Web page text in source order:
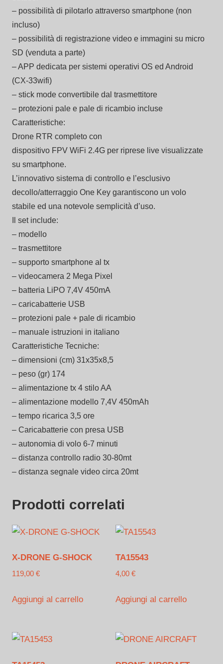
– possibilità di pilotarlo attraverso smartphone (non
incluso)
– possibilità di registrazione video e immagini su micro
SD (venduta a parte)
– APP dedicata per sistemi operativi OS ed Android
(CX-33wifi)
– stick mode convertibile dal trasmettitore
– protezioni pale e pale di ricambio incluse
Caratteristiche:
Drone RTR completo con
dispositivo FPV WiFi 2.4G per riprese live visualizzate
su smartphone.
L’innovativo sistema di controllo e l’esclusivo
decollo/atterraggio One Key garantiscono un volo
stabile ed una notevole semplicità d’uso.
Il set include:
– modello
– trasmettitore
– supporto smartphone al tx
– videocamera 2 Mega Pixel
– batteria LiPO 7,4V 450mA
– caricabatterie USB
– protezioni pale + pale di ricambio
– manuale istruzioni in italiano
Caratteristiche Tecniche:
– dimensioni (cm) 31x35x8,5
– peso (gr) 174
– alimentazione tx 4 stilo AA
– alimentazione modello 7,4V 450mAh
– tempo ricarica 3,5 ore
– Caricabatterie con presa USB
– autonomia di volo 6-7 minuti
– distanza controllo radio 30-80mt
– distanza segnale video circa 20mt
Prodotti correlati
X-DRONE G-SHOCK
119,00 €
Aggiungi al carrello
TA15543
4,00 €
Aggiungi al carrello